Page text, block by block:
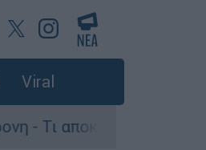
Viral
στους